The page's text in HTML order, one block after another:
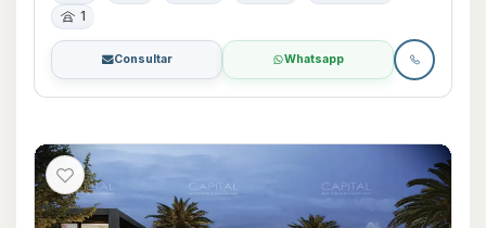
1
Consultar Whatsapp